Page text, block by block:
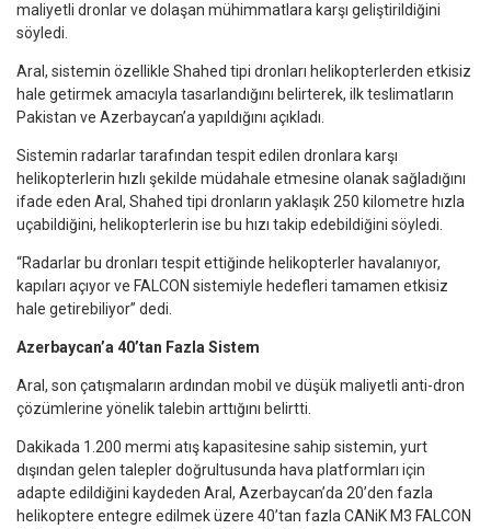
maliyetli dronlar ve dolaşan mühimmatlara karşı geliştirildiğini
söyledi.
Aral, sistemin özellikle Shahed tipi dronları helikopterlerden etkisiz
hale getirmek amacıyla tasarlandığını belirterek, ilk teslimatların
Pakistan ve Azerbaycan’a yapıldığını açıkladı.
Sistemin radarlar tarafından tespit edilen dronlara karşı
helikopterlerin hızlı şekilde müdahale etmesine olanak sağladığını
ifade eden Aral, Shahed tipi dronların yaklaşık 250 kilometre hızla
uçabildiğini, helikopterlerin ise bu hızı takip edebildiğini söyledi.
“Radarlar bu dronları tespit ettiğinde helikopterler havalanıyor,
kapıları açıyor ve FALCON sistemiyle hedefleri tamamen etkisiz
hale getirebiliyor” dedi.
Azerbaycan’a 40’tan Fazla Sistem
Aral, son çatışmaların ardından mobil ve düşük maliyetli anti-dron
çözümlerine yönelik talebin arttığını belirtti.
Dakikada 1.200 mermi atış kapasitesine sahip sistemin, yurt
dışından gelen talepler doğrultusunda hava platformları için
adapte edildiğini kaydeden Aral, Azerbaycan’da 20’den fazla
helikoptere entegre edilmek üzere 40’tan fazla CANiK M3 FALCON